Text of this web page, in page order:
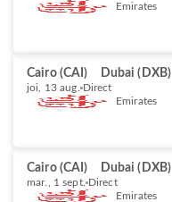
Emirates
Cairo (CAI) Dubai (DXB)
joi, 13 aug. Direct
Emirates
Cairo (CAI) Dubai (DXB)
mar., 1 sept. Direct
Emirates